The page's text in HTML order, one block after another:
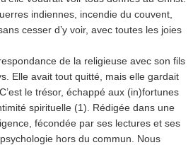
indiennes, incendie du couvent,
cesser d’y voir, avec toutes les joies
de la religieuse avec son fils
Elle avait tout quitté, mais elle gardait
le trésor, échappé aux (in)fortunes
spirituelle (1). Rédigée dans une
fécondée par ses lectures et ses
hors du commun. Nous